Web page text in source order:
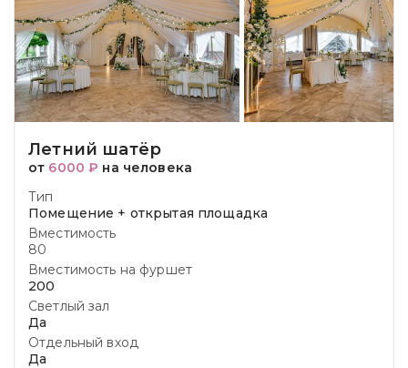
Летний шатёр
от 6000 ₽ на человека
Тип
Помещение + открытая площадка
Вместимость
80
Вместимость на фуршет
200
Светлый зал
Да
Отдельный вход
Да